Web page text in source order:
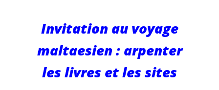
Invitation au voyage
maltaesien : arpenter
les livres et les sites